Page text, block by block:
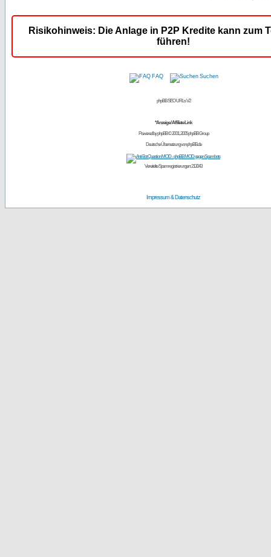
Risikohinweis: Die Anlage in P2P Kredite kann zum
führen!
FAQ Suchen
phpBB SEO URLs V2
*Anzeige / Affiliate Link
Powered byphpBB© 2001, 2005 phpBB Group
Deutsche Übersetzung vonphpBB.de
Vereitelte Spamregistrierungen: 213043
Impressum & Datenschutz